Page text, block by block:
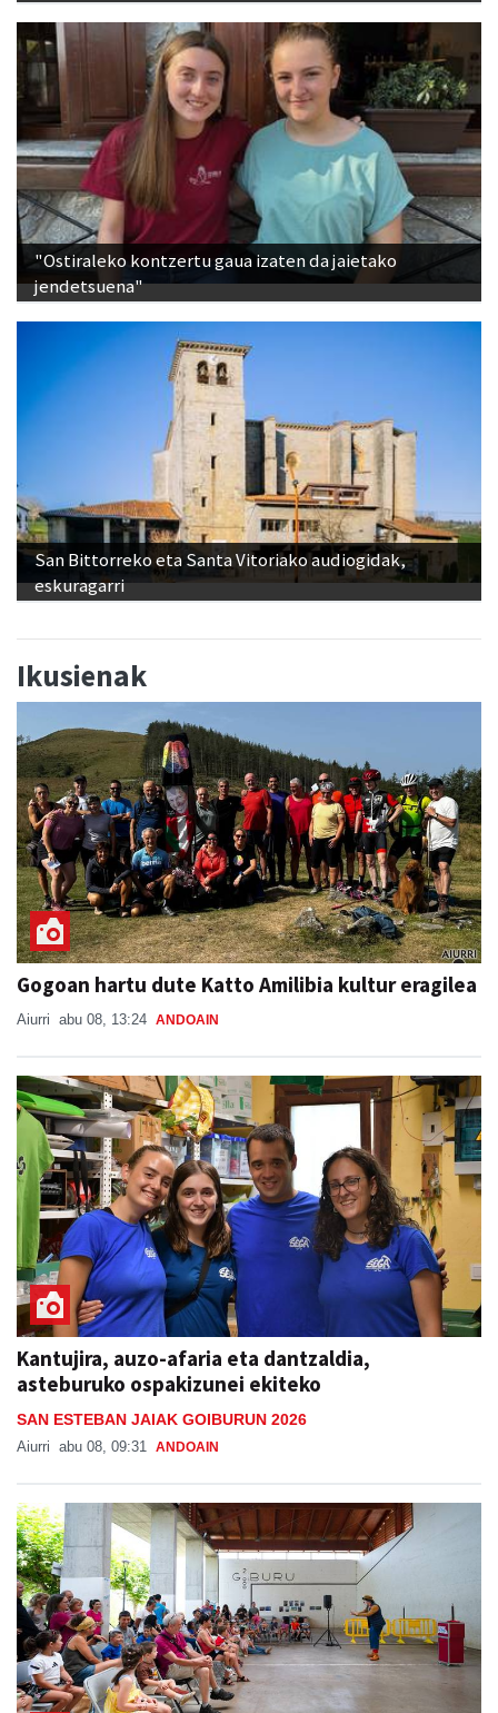
"Ostiraleko kontzertu gaua izaten da jaietako
jendetsuena"
San Bittorreko eta Santa Vitoriako audiogidak,
eskuragarri
Ikusienak
Gogoan hartu dute Katto Amilibia kultur eragilea
Aiurri abu 08, 13:24 ANDOAIN
Kantujira, auzo-afaria eta dantzaldia,
asteburuko ospakizunei ekiteko
SAN ESTEBAN JAIAK GOIBURUN 2026
Aiurri abu 08, 09:31 ANDOAIN